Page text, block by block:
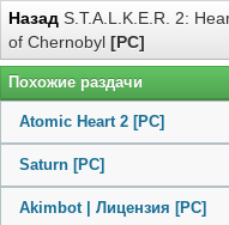
Назад S.T.A.L.K.E.R. 2:
of Chernobyl [PC]
Похожие раздачи
Atomic Heart 2 [PC]
Saturn [PC]
Akimbot | Лицензия [PC]